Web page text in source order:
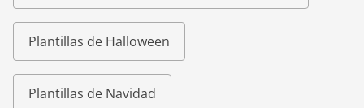
Plantillas de Halloween
Plantillas de Navidad